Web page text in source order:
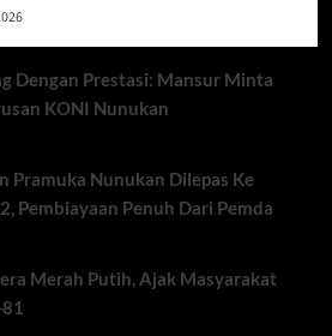
Dengan Prestasi: Mansur Minta
KONI Nunukan
Pramuka Nunukan Dilepas Ke
Pembiayaan Penuh Dari Pemda
Merah Putih, Ajak Masyarakat